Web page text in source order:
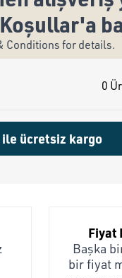
Conditions for details.
0
ile ücretsiz kargo
Fiyat
Başka
bir fiyat